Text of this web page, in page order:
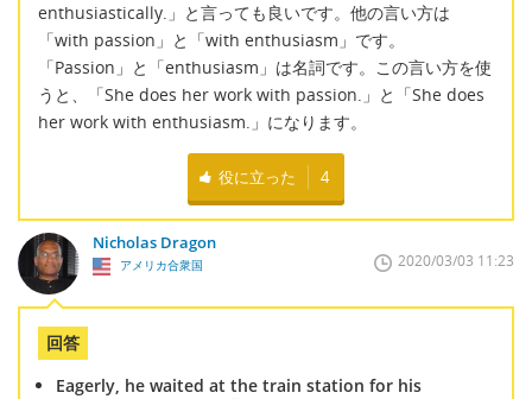
enthusiastically.」と言っても良いです。他の言い方は
「with passion」と「with enthusiasm」です。
「Passion」と「enthusiasm」は名詞です。この言い方を使
うと、「She does her work with passion.」と「She does
her work with enthusiasm.」になります。
役に立った 4
Nicholas Dragon
アメリカ合衆国 2020/03/03 11:23
回答
Eagerly, he waited at the train station for his